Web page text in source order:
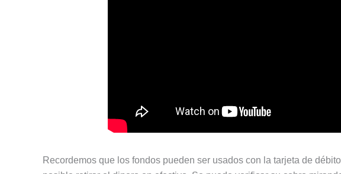
Recordemos que los fondos pueden ser usados con la tarjeta de